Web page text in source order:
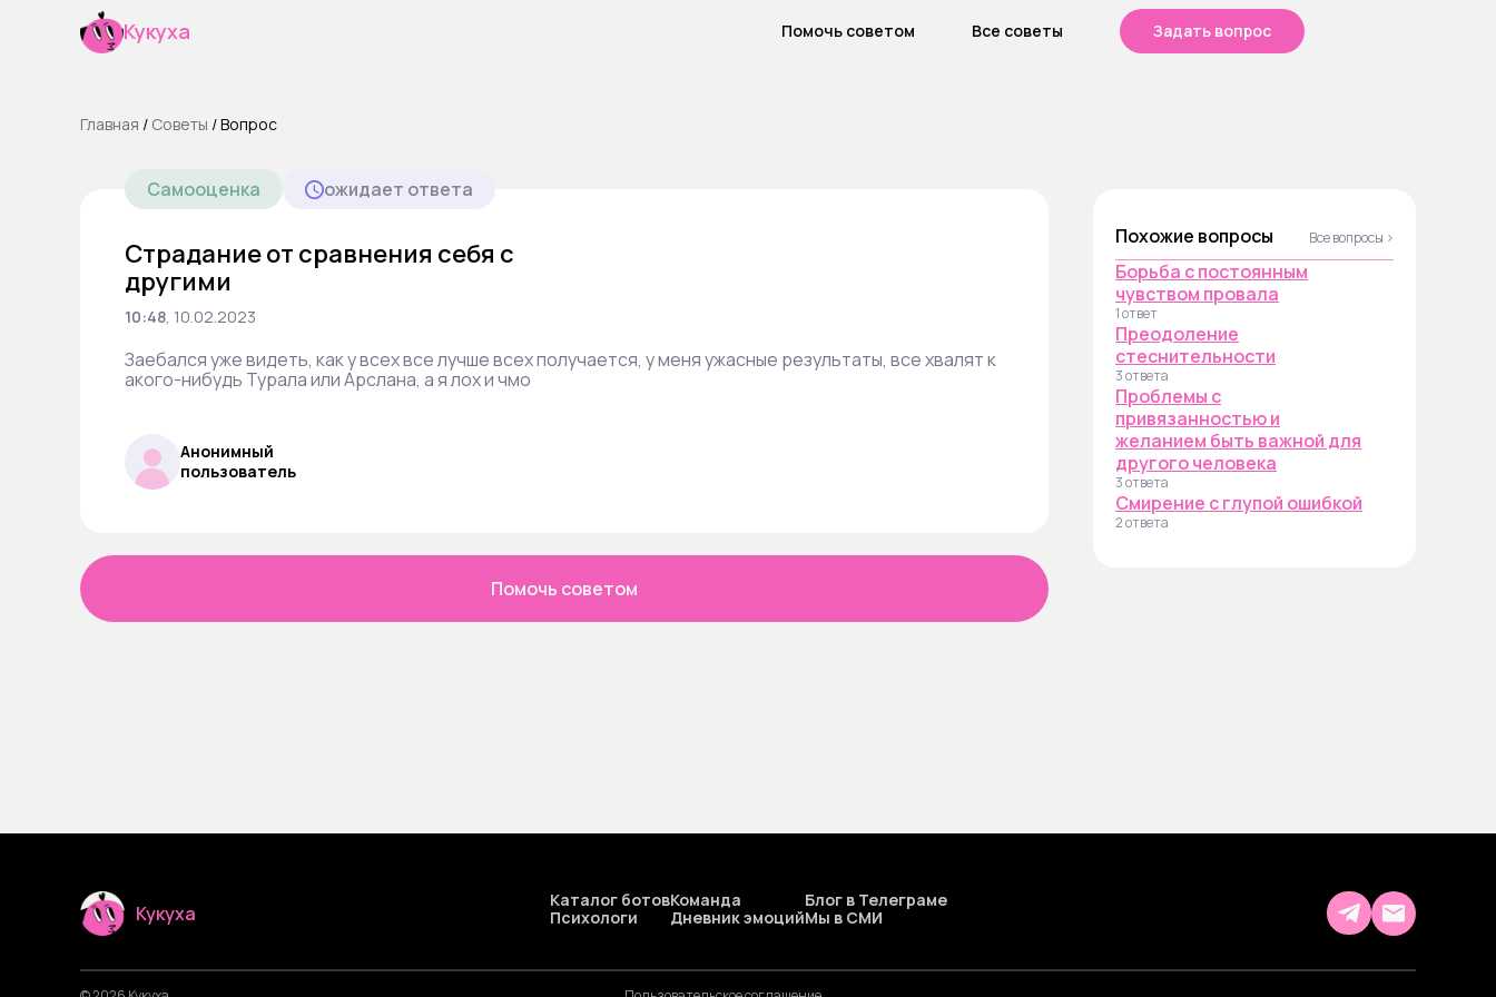
Кукуха Помочь советом Все советы Задать вопрос
Главная / Cоветы /Вопрос
Самооценка ожидает ответа
Страдание от сравнения себя с
другими
10:48, 10.02.2023
Заебался уже видеть, как у всех все лучше всех получается, у меня ужасные результаты, все хвалят к
акого-нибудь Турала или Арслана, а я лох и чмо
Анонимный
пользователь
Помочь советом
Похожие вопросы Все вопросы ›
Борьба с постоянным
чувством провала
1 ответ
Преодоление
стеснительности
3 ответа
Проблемы с
привязанностью и
желанием быть важной для
другого человека
3 ответа
Смирение с глупой ошибкой
2 ответа
Кукуха
Каталог ботов
Психологи
Команда
Дневник эмоций
Блог в Телеграме
Мы в СМИ